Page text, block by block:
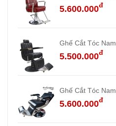
5.600.000đ
Ghế Cắt Tóc
5.500.000đ
Ghế Cắt Tóc
5.600.000đ